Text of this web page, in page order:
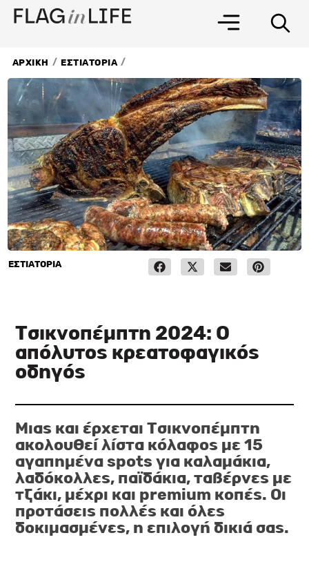
Μετάβαση
στο
ΑΡΧΙΚΗ / ΕΣΤΙΑΤΟΡΙΑ /
ΕΣΤΙΑΤΟΡΙΑ
Τσικνοπέμπτη 2024: Ο
απόλυτος κρεατοφαγικός
οδηγός
Μιας και έρχεται Τσικνοπέμπτη
ακολουθεί λίστα κόλαφος με 15
αγαπημέναspots για καλαμάκια,
λαδόκολλες, παϊδάκια, ταβέρνες με
τζάκι, μέχρι και premium κοπές. Οι
προτάσεις πολλές και όλες
δοκιμασμένες, η επιλογή δικιά σας.